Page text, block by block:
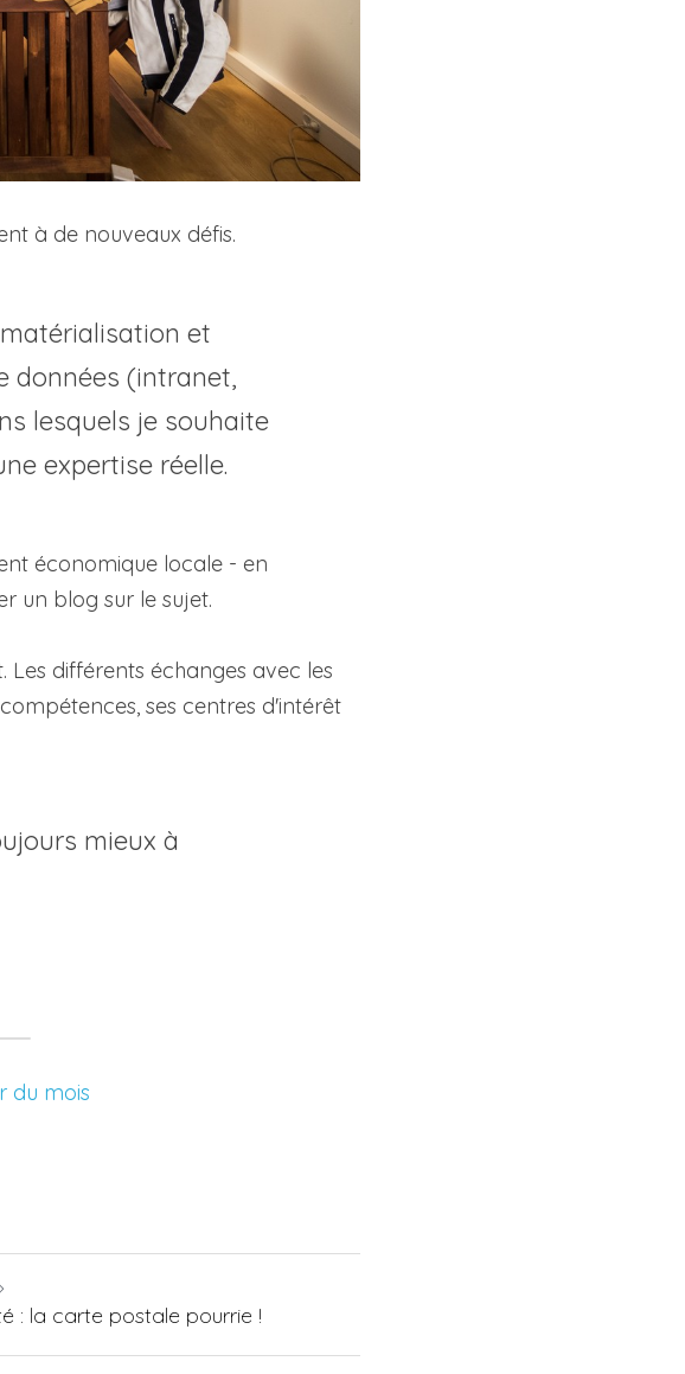
à de nouveaux défis.
et
données (intranet,
lesquels je souhaite
expertise réelle.
économique locale - en
un blog sur le sujet.
différents échanges avec les
ses centres d'intérêt
mieux à
du mois
: la carte postale pourrie !